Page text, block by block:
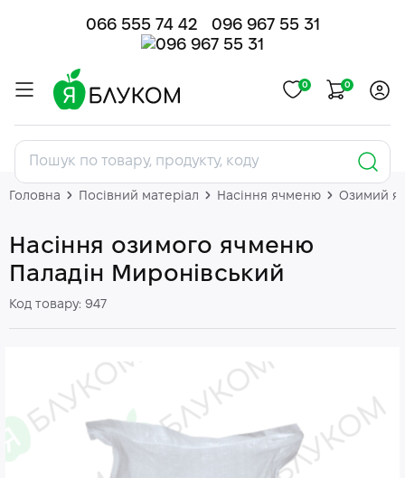
066 555 74 42 096 967 55 31
0 0
Головна Посівний матеріал Насіння ячменю Озимий
Насіння озимого ячменю
Паладін Миронівський
Код товару: 947